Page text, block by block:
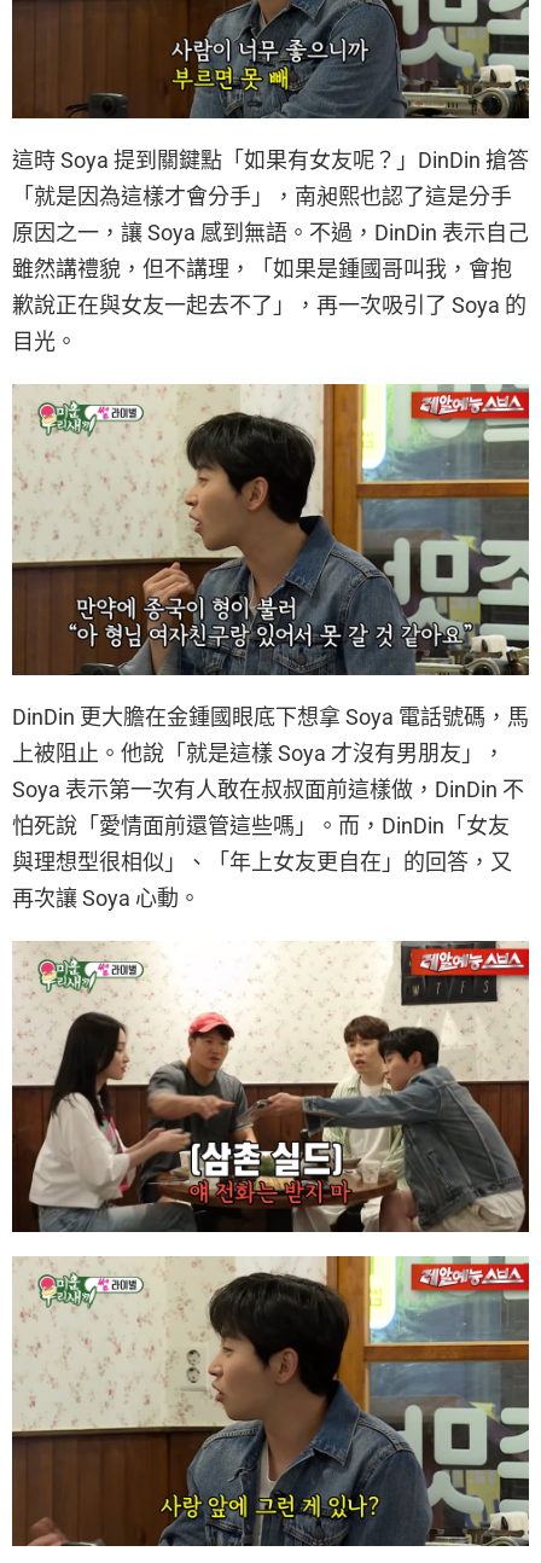
這時 Soya 提到關鍵點「如果有女友呢？」DinDin 搶答
「就是因為這樣才會分手」，南昶熙也認了這是分手
原因之一，讓 Soya 感到無語。不過，DinDin 表示自己
雖然講禮貌，但不講理，「如果是鍾國哥叫我，會抱
歉說正在與女友一起去不了」，再一次吸引了 Soya 的
目光。
DinDin 更大膽在金鍾國眼底下想拿 Soya 電話號碼，馬
上被阻止。他說「就是這樣 Soya 才沒有男朋友」，
Soya 表示第一次有人敢在叔叔面前這樣做，DinDin 不
怕死說「愛情面前還管這些嗎」。而，DinDin「女友
與理想型很相似」、「年上女友更自在」的回答，又
再次讓 Soya 心動。